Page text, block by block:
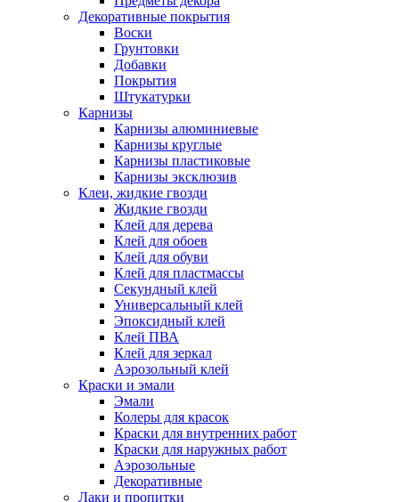
Декоративные покрытия
Воски
Грунтовки
Добавки
Покрытия
Штукатурки
Карнизы
Карнизы алюминиевые
Карнизы круглые
Карнизы пластиковые
Карнизы эксклюзив
Клеи, жидкие гвозди
Жидкие гвозди
Клей для дерева
Клей для обоев
Клей для обуви
Клей для пластмассы
Секундный клей
Универсальный клей
Эпоксидный клей
Клей ПВА
Клей для зеркал
Аэрозольный клей
Краски и эмали
Эмали
Колеры для красок
Краски для внутренних работ
Краски для наружных работ
Аэрозольные
Декоративные
Лаки и пропитки